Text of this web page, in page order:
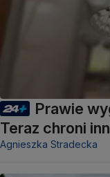
Prawie
Teraz chroni
Agnieszka Stradecka